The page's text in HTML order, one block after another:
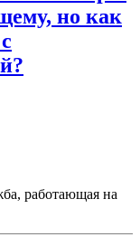
но как
работающая на